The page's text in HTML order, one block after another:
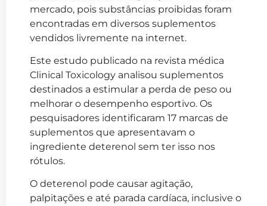
mercado, pois substâncias proibidas foram
encontradas em diversos suplementos
vendidos livremente na internet.
Este estudo publicado na revista médica
Clinical Toxicology analisou suplementos
destinados a estimular a perda de peso ou
melhorar o desempenho esportivo. Os
pesquisadores identificaram 17 marcas de
suplementos que apresentavam o
ingrediente deterenol sem ter isso nos
rótulos.
O deterenol pode causar agitação,
palpitações e até parada cardíaca, inclusive o